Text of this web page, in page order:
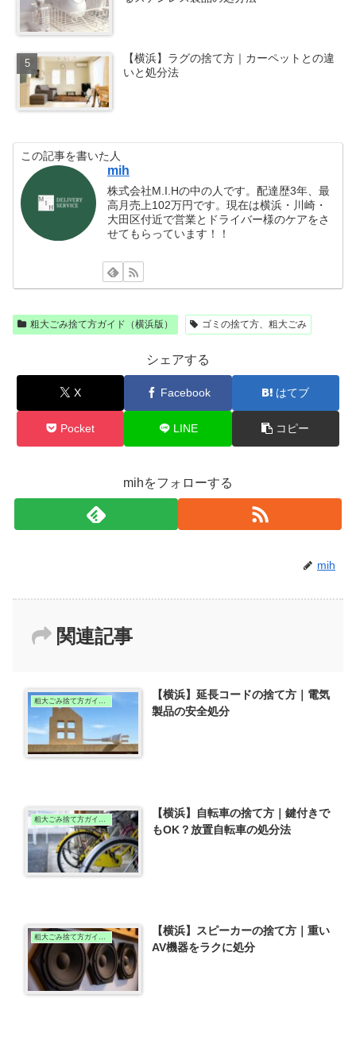
【横浜】ラグの捨て方｜カーペットとの違
いと処分法
この記事を書いた人
mih
株式会社M.I.Hの中の人です。配達歴3年、最
高月売上102万円です。現在は横浜・川崎・
大田区付近で営業とドライバー様のケアをさ
せてもらっています！！
粗大ごみ捨て方ガイド（横浜版） ゴミの捨て方、粗大ごみ
シェアする
X Facebook はてブ
Pocket LINE コピー
mihをフォローする
mih
関連記事
粗大ごみ捨て方ガイド（横浜版）
【横浜】延長コードの捨て方｜電気
製品の安全処分
粗大ごみ捨て方ガイド（横浜版）
【横浜】自転車の捨て方｜鍵付きで
もOK？放置自転車の処分法
粗大ごみ捨て方ガイド（横浜版）
【横浜】スピーカーの捨て方｜重い
AV機器をラクに処分